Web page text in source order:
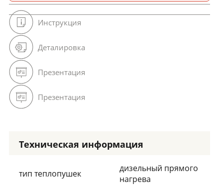
Инструкция
Деталировка
Презентация
Презентация
Техническая информация
тип теплопушек
дизельный прямого
нагрева